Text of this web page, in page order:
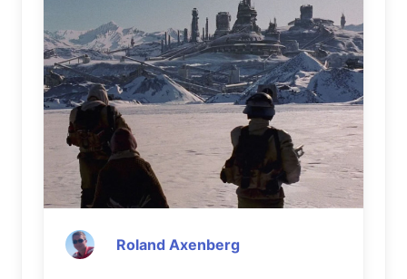
Roland Axenberg